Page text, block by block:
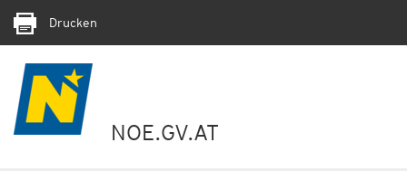
Drucken
NOE.GV.AT